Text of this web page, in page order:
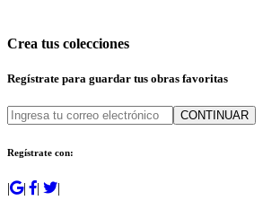
Crea tus colecciones
Regístrate para guardar tus obras favoritas
CONTINUAR
Regístrate con:
| | | |